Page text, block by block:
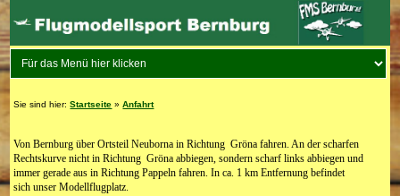
Sie sind hier:Startseite »Anfahrt
Von Bernburg über Ortsteil Neuborna in Richtung Gröna fahren. An der scharfen
Rechtskurve nicht in Richtung Gröna abbiegen, sondern scharf links abbiegen und
immer gerade aus in Richtung Pappeln fahren. In ca. 1 km Entfernung befindet
sich unser Modellflugplatz.